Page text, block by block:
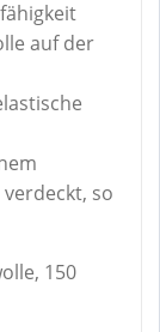
auf der
so
150